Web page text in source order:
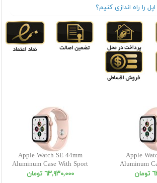
را راه اندازی کنیم؟
Apple Watch SE 44mm
Aluminum Case With Sport
Band 2020
٦٣,٩٣٠,٠٠٠ تومان
Apple
Aluminum